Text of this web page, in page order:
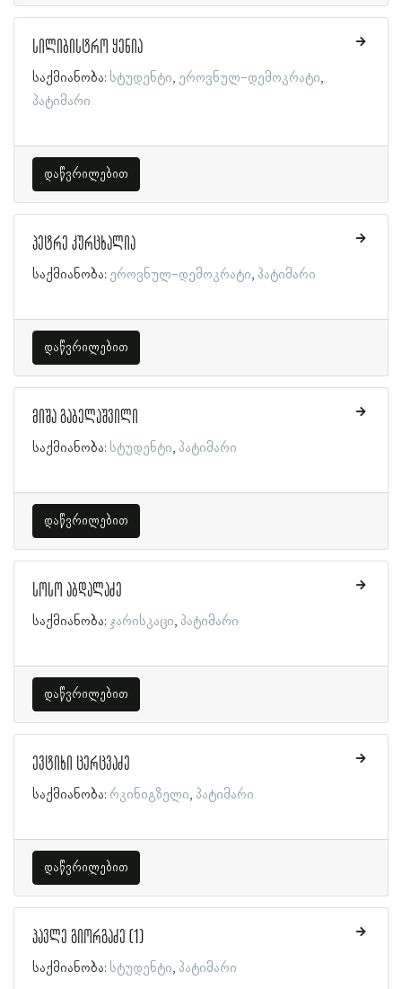
სილიბისტრო ყენია
საქმიანობა: სტუდენტი ეროვნულ-დემოკრატი
პატიმარი
დაწვრილებით
პეტრე კურცხალია
საქმიანობა: ეროვნულ-დემოკრატი პატიმარი
დაწვრილებით
მიშა გაბელაშვილი
საქმიანობა: სტუდენტი პატიმარი
დაწვრილებით
სოსო აბდალაძე
საქმიანობა: ჯარისკაცი პატიმარი
დაწვრილებით
ევტიხი ცერცვაძე
საქმიანობა: რკინიგზელი პატიმარი
დაწვრილებით
პავლე გიორგაძე (1)
საქმიანობა: სტუდენტი პატიმარი